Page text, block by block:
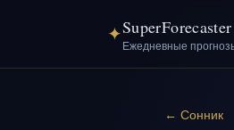
✦SuperForecaster
Ежедневные
← Сонник